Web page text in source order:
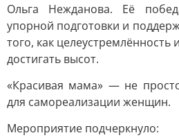
Ольга Нежданова. Её
упорной подготовки и
того, как
достигать высот.
«Красивая мама» — не
для самореализации женщин.
Мероприятие подчеркнуло: